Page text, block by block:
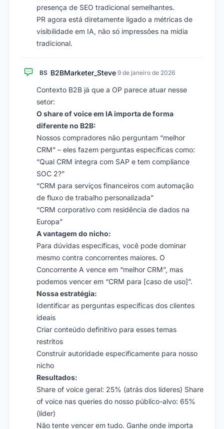
presença de SEO tradicional semelhantes.
PR agora está diretamente ligado a métricas de
visibilidade em IA, não só impressões na mídia
tradicional.
BS B2BMarketer_Steve·9 de janeiro de 2026
Contexto B2B já que a OP parece atuar nesse
setor:
O share of voice em IA importa de forma
diferente no B2B:
Nossos compradores não perguntam “melhor
CRM” – eles fazem perguntas específicas como:
“Qual CRM integra com SAP e tem compliance
SOC 2?”
“CRM para serviços financeiros com automação
de fluxo de trabalho personalizada”
“CRM corporativo com residência de dados na
Europa”
A vantagem do nicho:
Para dúvidas específicas, você pode dominar
mesmo contra concorrentes maiores. O
Concorrente A vence em “melhor CRM”, mas
podemos vencer em “CRM para [caso de uso]”.
Nossa estratégia:
Identificar as perguntas específicas dos clientes
ideais
Criar conteúdo definitivo para esses temas
restritos
Construir autoridade especificamente para nosso
nicho
Resultados:
Share of voice geral: 25% (atrás dos líderes) Share
of voice nas queries do nosso público-alvo: 65%
(líder)
Não tente vencer em tudo. Ganhe onde importa